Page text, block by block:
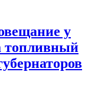
у
топливный